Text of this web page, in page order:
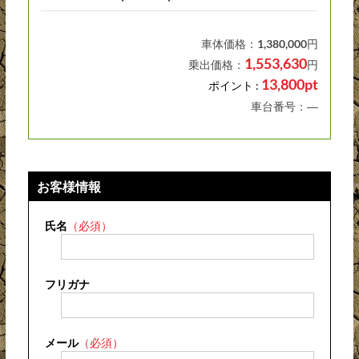
お客様情報
氏名 （必須）
フリガナ
メール（必須）
車体価格： 1,380,000円
乗出価格： 1,553,630円
ポイント : 13,800pt
車台番号：―